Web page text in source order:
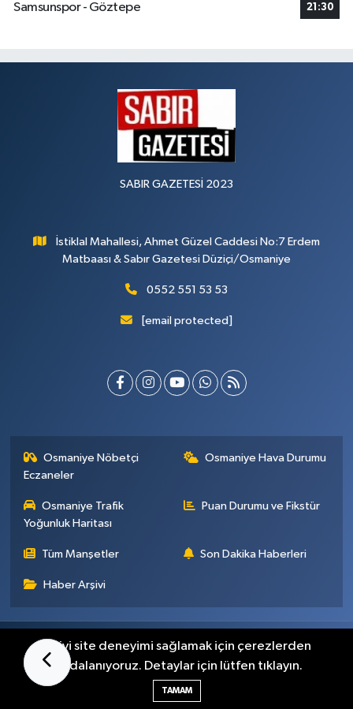
Samsunspor - Göztepe
21:30
SABIR GAZETESİ 2023
İstiklal Mahallesi, Ahmet Güzel Caddesi No:7 Erdem
Matbaası & Sabır Gazetesi Düziçi/Osmaniye
0552 551 53 53
[email protected]
Osmaniye Nöbetçi
Eczaneler
Osmaniye Hava Durumu
Osmaniye Trafik
Yoğunluk Haritası
Puan Durumu ve Fikstür
Tüm Manşetler Son Dakika Haberleri
Haber Arşivi
Künye İletişim Gizlilik Sözleşmesi
Haber Yazılımı:
En iyi site deneyimi sağlamak için çerezlerden
faydalanıyoruz. Detaylar için lütfen tıklayın.
TAMAM